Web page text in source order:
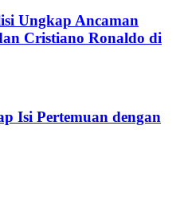
Ungkap Ancaman
Cristiano Ronaldo di
Isi Pertemuan dengan